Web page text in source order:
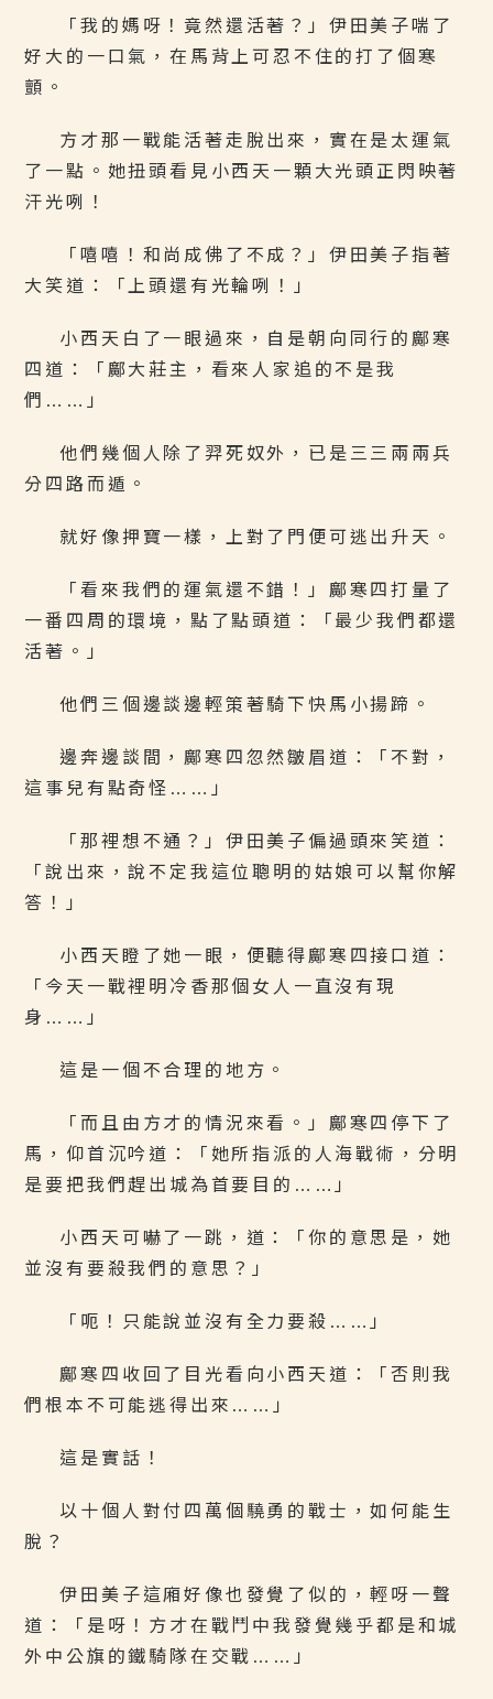
「我的媽呀！竟然還活著？」伊田美子喘了
好大的一口氣，在馬背上可忍不住的打了個寒
顫。
方才那一戰能活著走脫出來，實在是太運氣
了一點。她扭頭看見小西天一顆大光頭正閃映著
汗光咧！
「嘻嘻！和尚成佛了不成？」伊田美子指著
大笑道：「上頭還有光輪咧！」
小西天白了一眼過來，自是朝向同行的鄺寒
四道：「鄺大莊主，看來人家追的不是我
們……」
他們幾個人除了羿死奴外，已是三三兩兩兵
分四路而遁。
就好像押寶一樣，上對了門便可逃出升天。
「看來我們的運氣還不錯！」鄺寒四打量了
一番四周的環境，點了點頭道：「最少我們都還
活著。」
他們三個邊談邊輕策著騎下快馬小揚蹄。
邊奔邊談間，鄺寒四忽然皺眉道：「不對，
這事兒有點奇怪……」
「那裡想不通？」伊田美子偏過頭來笑道：
「說出來，說不定我這位聰明的姑娘可以幫你解
答！」
小西天瞪了她一眼，便聽得鄺寒四接口道：
「今天一戰裡明冷香那個女人一直沒有現
身……」
這是一個不合理的地方。
「而且由方才的情況來看。」鄺寒四停下了
馬，仰首沉吟道：「她所指派的人海戰術，分明
是要把我們趕出城為首要目的……」
小西天可嚇了一跳，道：「你的意思是，她
並沒有要殺我們的意思？」
「呃！只能說並沒有全力要殺……」
鄺寒四收回了目光看向小西天道：「否則我
們根本不可能逃得出來……」
這是實話！
以十個人對付四萬個驍勇的戰士，如何能生
脫？
伊田美子這廂好像也發覺了似的，輕呀一聲
道：「是呀！方才在戰鬥中我發覺幾乎都是和城
外中公旗的鐵騎隊在交戰……」